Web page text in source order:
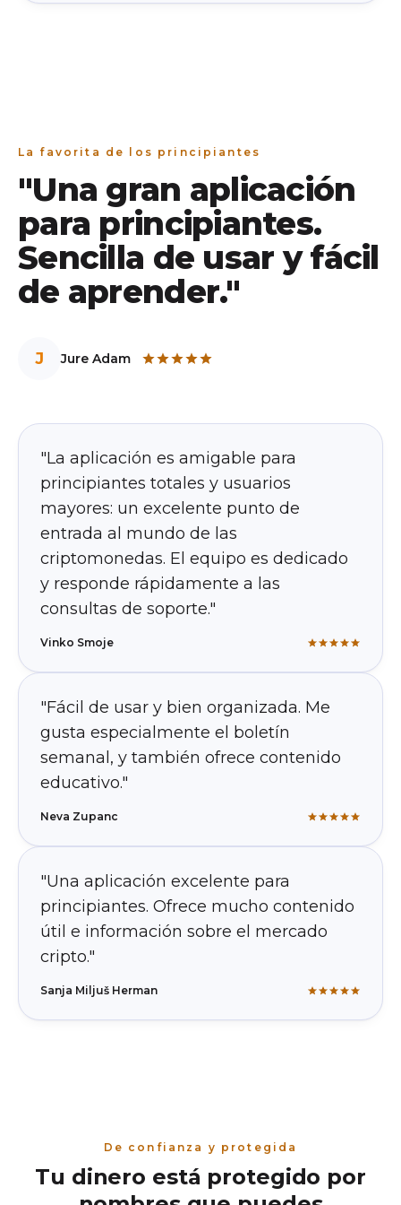
La favorita de los principiantes
"Una gran aplicación
para principiantes.
Sencilla de usar y fácil
de aprender."
J Jure Adam
"La aplicación es amigable para
principiantes totales y usuarios
mayores: un excelente punto de
entrada al mundo de las
criptomonedas. El equipo es dedicado
y responde rápidamente a las
consultas de soporte."
Vinko Smoje
"Fácil de usar y bien organizada. Me
gusta especialmente el boletín
semanal, y también ofrece contenido
educativo."
Neva Zupanc
"Una aplicación excelente para
principiantes. Ofrece mucho contenido
útil e información sobre el mercado
cripto."
Sanja Miljuš Herman
De confianza y protegida
Tu dinero está protegido por